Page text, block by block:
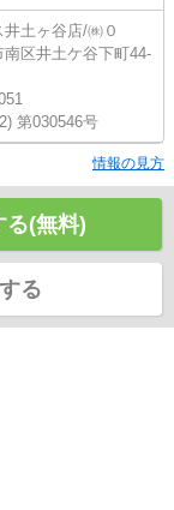
土ヶ谷店/㈱０
区井土ケ谷下町44-
第030546号
情報の見方
る(無料)
る